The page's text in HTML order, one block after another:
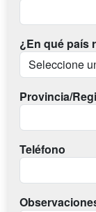
¿En qué país
Provincia/
Teléfono